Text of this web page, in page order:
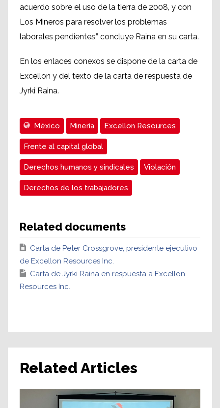
acuerdo sobre el uso de la tierra de 2008, y con
Los Mineros para resolver los problemas
laborales pendientes,” concluye Raina en su carta.
En los enlaces conexos se dispone de la carta de
Excellon y del texto de la carta de respuesta de
Jyrki Raina.
México Minería Excellon Resources
Frente al capital global
Derechos humanos y sindicales Violación
Derechos de los trabajadores
Related documents
Carta de Peter Crossgrove, presidente ejecutivo
de Excellon Resources Inc.
Carta de Jyrki Raina en respuesta a Excellon
Resources Inc.
Related Articles